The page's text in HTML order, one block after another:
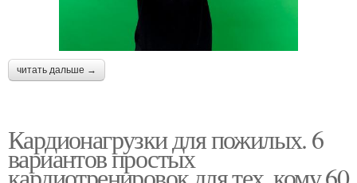
читать дальше →
Кардионагрузки для пожилых. 6
вариантов простых